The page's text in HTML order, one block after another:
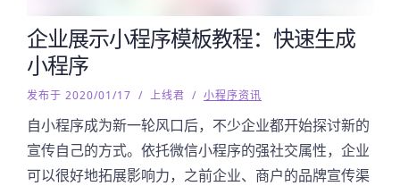
企业展示小程序模板教程：快速生成
小程序
发布于 2020/01/17 / 上线君 / 小程序资讯
自小程序成为新一轮风口后，不少企业都开始探讨新的
宣传自己的方式。依托微信小程序的强社交属性，企业
可以很好地拓展影响力，之前企业、商户的品牌宣传渠